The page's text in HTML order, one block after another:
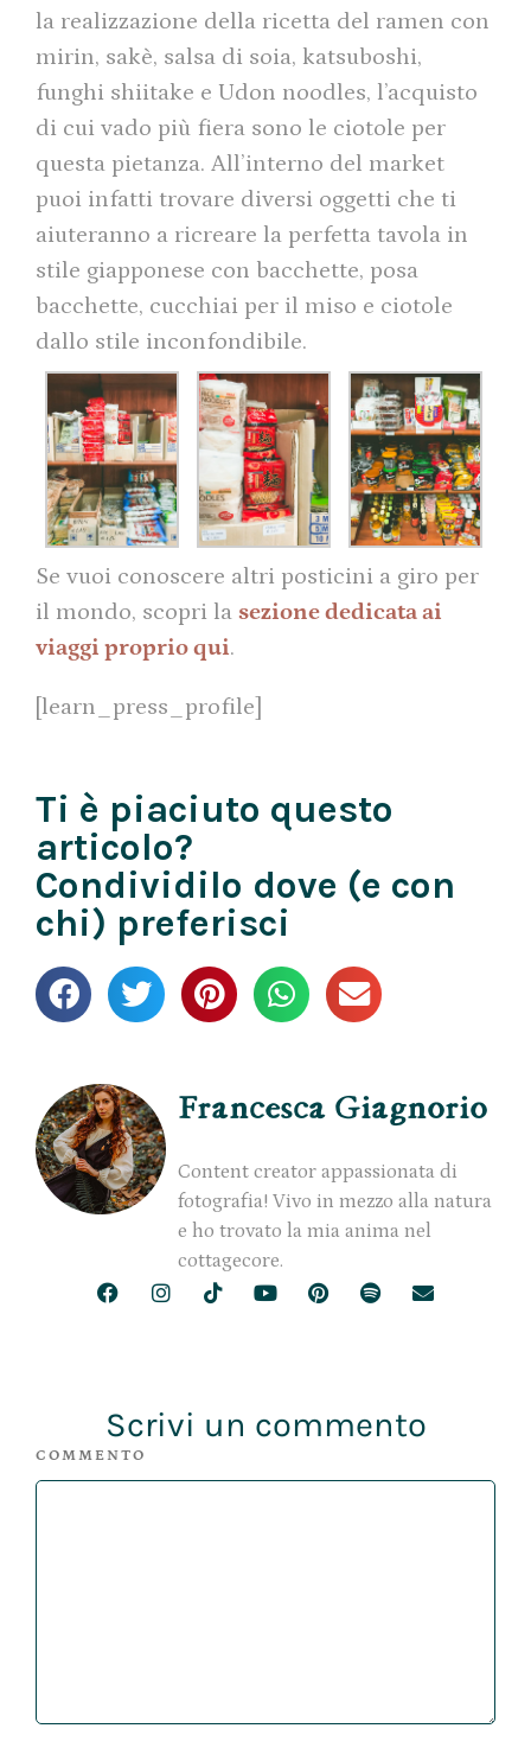
la realizzazione della ricetta del ramen con
mirin, sakè, salsa di soia, katsuboshi,
funghi shiitake e Udon noodles, l’acquisto
di cui vado più fiera sono le ciotole per
questa pietanza. All’interno del market
puoi infatti trovare diversi oggetti che ti
aiuteranno a ricreare la perfetta tavola in
stile giapponese con bacchette, posa
bacchette, cucchiai per il miso e ciotole
dallo stile inconfondibile.
Se vuoi conoscere altri posticini a giro per
il mondo, scopri la sezione dedicata ai
viaggi proprio qui.
[learn_press_profile]
Ti è piaciuto questo
articolo?
Condividilo dove (e con
chi) preferisci
Francesca Giagnorio
Content creator appassionata di
fotografia! Vivo in mezzo alla natura
e ho trovato la mia anima nel
cottagecore.
Scrivi un commento
COMMENTO